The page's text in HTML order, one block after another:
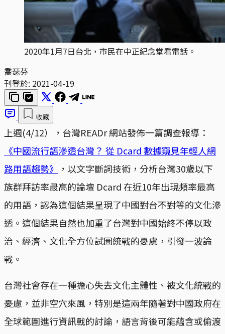
2020年1月7日台北，市民在中正紀念堂看電話。
喬瑟芬
刊登於: 2021-04-19
收藏
上週(4/12），台灣READr 網站發佈一篇調查報導：
《中國流行語滲透台灣？ 從 Dcard 數據窺見年輕人網
路用語趨勢》
，以文字斷詞技術，分析台灣30歲以下
族群拜訪率最高的論壇 Dcard 在近10年出現頻率最高
的用語，認為這個結果呈現了中國對台不對等的文化滲
透。這個結果自然也加重了台灣對中國始終不停以政
治、經濟、文化全方位試圖統戰的憂慮，引發一波論
戰。
台灣社會存在一種擔心失去文化主體性、被文化統戰的
憂慮，並非空穴來風，特別是這兩年隨著對中國政府在
全球範圍進行資訊戰的討論，語言背後可能蘊含或偷渡